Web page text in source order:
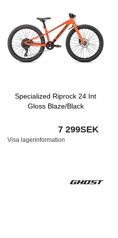
Specialized Riprock 24 Int
Gloss Blaze/Black
7 299SEK
Visa lagerinformation